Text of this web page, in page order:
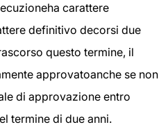
ha carattere
definitivo decorsi due
questo termine, il
approvatoanche se non
di approvazione entro
termine di due anni.